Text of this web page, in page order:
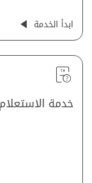
ابدأ الخدمة
خدمة